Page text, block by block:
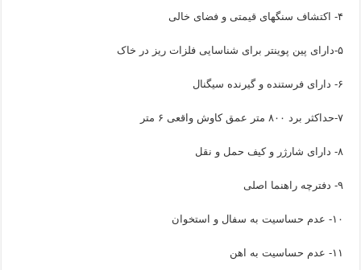
۴- اکتشاف سنگهای قیمتی و فضای خالی
۵-دارای پین پوینتر برای شناسایی فلزات ریز در خاک
۶- دارای فرستنده و گیرنده سیگنال
۷-حداکثر برد ۸۰۰ متر عمق کاوش واقعی ۶ متر
۸- دارای شارژر و کیف حمل و نقل
۹- دفترچه راهنما اصلی
۱۰- عدم حساسیت به سفال و استخوان
۱۱- عدم حساسیت به اهن